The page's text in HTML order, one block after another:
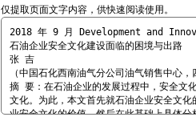
仅提取页面文字内容，供快速阅读使用。